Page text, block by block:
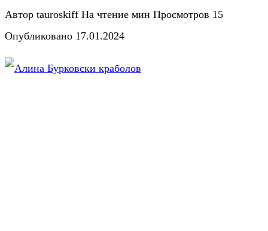
Автор tauroskiff На чтение мин Просмотров 15
Опубликовано 17.01.2024